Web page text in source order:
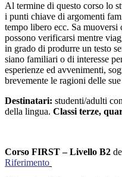
Al termine di questo corso lo
i punti chiave di argomenti
tempo libero ecc. Sa
possono verificarsi mentre
in grado di produrre un testo
siano familiari o di interesse
esperienze ed avvenimenti,
brevemente le ragioni delle
Destinatari: studenti/adulti
della lingua. Classi terze,
Corso FIRST – Livello B2
Riferimento